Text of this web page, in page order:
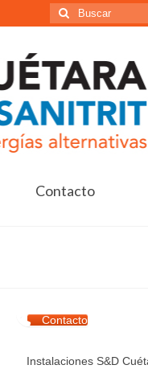
Buscar
por:
Contacto
Contacto
Instalaciones S&D